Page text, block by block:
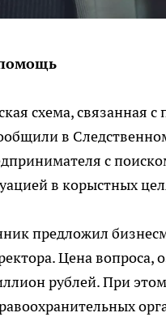
схема, связанная
в
с
в корыстных
предложил
Цена вопроса,
рублей. При